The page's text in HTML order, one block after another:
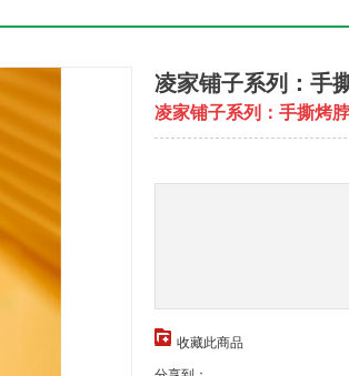
凌家铺子系列：手
凌家铺子系列：手撕烤脖
收藏此商品